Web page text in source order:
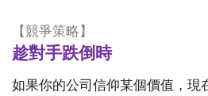
【競爭策略】
趁對手跌倒時
如果你的公司信仰某個價值，現